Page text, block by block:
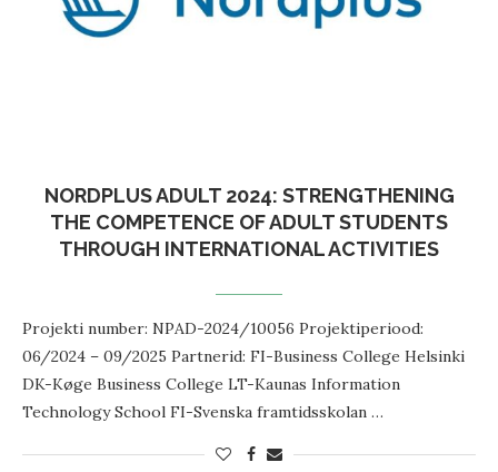
NORDPLUS ADULT 2024: STRENGTHENING
THE COMPETENCE OF ADULT STUDENTS
THROUGH INTERNATIONAL ACTIVITIES
Projekti number: NPAD-2024/10056 Projektiperiood:
06/2024 – 09/2025 Partnerid: FI-Business College Helsinki
DK-Køge Business College LT-Kaunas Information
Technology School FI-Svenska framtidsskolan …